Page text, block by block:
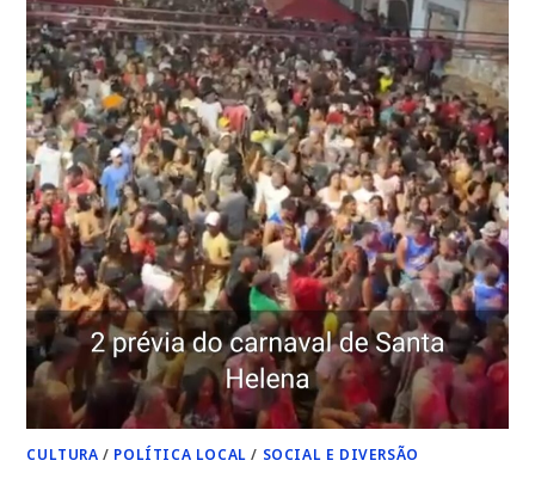
CULTURA / POLÍTICA LOCAL / SOCIAL E DIVERSÃO